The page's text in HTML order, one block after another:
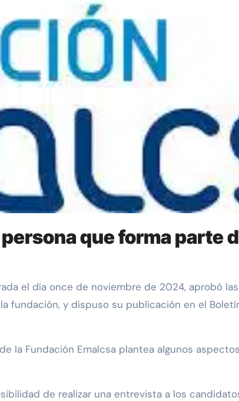
que forma parte
fundación, y dispuso su publicación en el
la Fundación Emalcsa plantea algunos
de realizar una entrevista a los